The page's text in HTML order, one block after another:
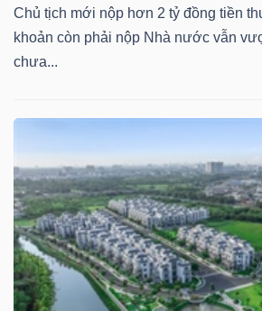
Chủ tịch mới nộp hơn 2 tỷ đồng tiền
khoản còn phải nộp Nhà nước vẫn
chưa...